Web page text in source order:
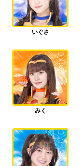
いぐさ
みく